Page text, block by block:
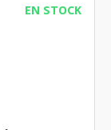
EN STOCK